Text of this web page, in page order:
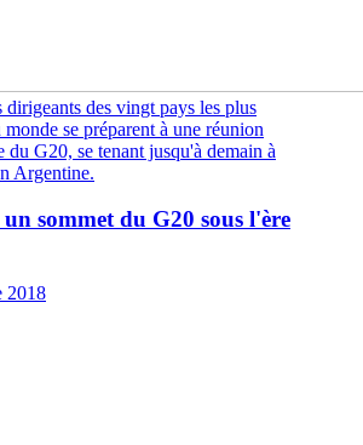
dirigeants des vingt pays les plus
se préparent à une réunion
du G20, se tenant jusqu'à demain à
Argentine.
sommet du G20 sous l'ère
2018